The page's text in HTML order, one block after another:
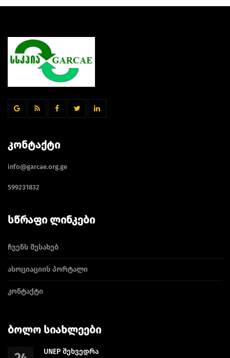
ᲙᲝᲜᲢᲐᲥᲢᲘ
info@garcae.org.ge
599231832
ᲡᲬᲠᲐᲤᲘ ᲚᲘᲜᲙᲔᲑᲘ
ჩვენს შესახებ
ასოციაციის პორტალი
კონტაქტი
ᲑᲝᲚᲝ ᲡᲘᲐᲮᲚᲔᲔᲑᲘ
UNEP შეხვედრა